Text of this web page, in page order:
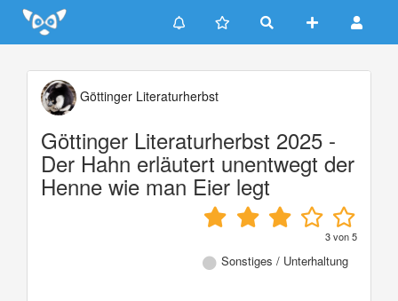
Update cookies preferences
Göttinger Literaturherbst
Göttinger Literaturherbst 2025 -
Der Hahn erläutert unentwegt der
Henne wie man Eier legt
3von5
Sonstiges / Unterhaltung